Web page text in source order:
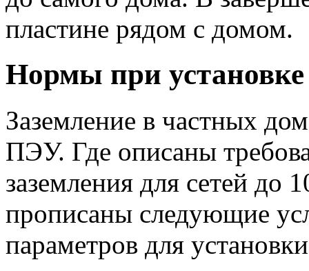
пластине рядом с домом.
Нормы при установке
Заземление в частных
ПЭУ. Где описаны
заземления для сетей до
прописаны следующие
параметров для